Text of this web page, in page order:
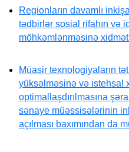
Regionların davamlı
tədbirlər sosial rifahın və
möhkəmlənməsinə
Müasir texnologiyaların
yüksəlməsinə və istehsal
optimallaşdırılmasına
sənaye müəssisələrinin
açılması baxımından da